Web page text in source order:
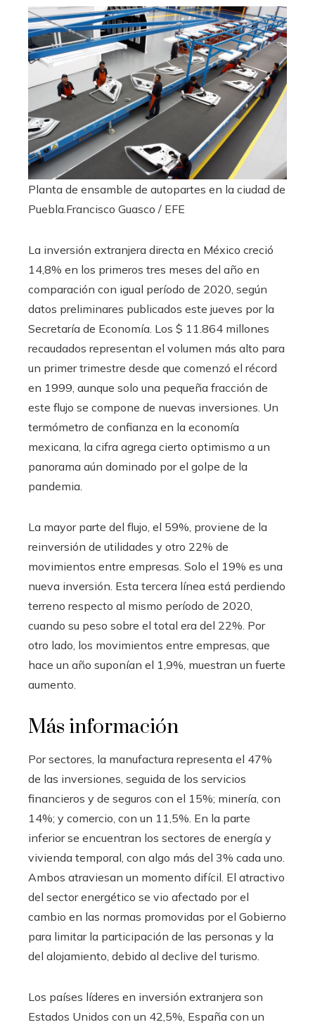
Planta de ensamble de autopartes en la ciudad de
Puebla. Francisco Guasco / EFE
La inversión extranjera directa en México creció
14,8% en los primeros tres meses del año en
comparación con igual período de 2020, según
datos preliminares publicados este jueves por la
Secretaría de Economía. Los $ 11.864 millones
recaudados representan el volumen más alto para
un primer trimestre desde que comenzó el récord
en 1999, aunque solo una pequeña fracción de
este flujo se compone de nuevas inversiones. Un
termómetro de confianza en la economía
mexicana, la cifra agrega cierto optimismo a un
panorama aún dominado por el golpe de la
pandemia.
La mayor parte del flujo, el 59%, proviene de la
reinversión de utilidades y otro 22% de
movimientos entre empresas. Solo el 19% es una
nueva inversión. Esta tercera línea está perdiendo
terreno respecto al mismo período de 2020,
cuando su peso sobre el total era del 22%. Por
otro lado, los movimientos entre empresas, que
hace un año suponían el 1,9%, muestran un fuerte
aumento.
Más información
Por sectores, la manufactura representa el 47%
de las inversiones, seguida de los servicios
financieros y de seguros con el 15%; minería, con
14%; y comercio, con un 11,5%. En la parte
inferior se encuentran los sectores de energía y
vivienda temporal, con algo más del 3% cada uno.
Ambos atraviesan un momento difícil. El atractivo
del sector energético se vio afectado por el
cambio en las normas promovidas por el Gobierno
para limitar la participación de las personas y la
del alojamiento, debido al declive del turismo.
Los países líderes en inversión extranjera son
Estados Unidos con un 42,5%, España con un